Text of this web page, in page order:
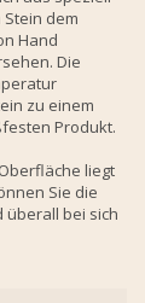
dem
Hand
Die
zu einem
Produkt.
liegt
Sie die
überall bei sich